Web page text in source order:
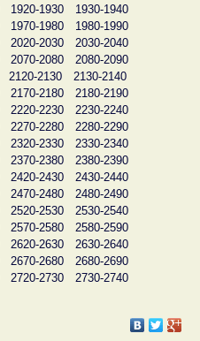
1920-1930
1930-1940
1970-1980
1980-1990
2020-2030
2030-2040
2070-2080
2080-2090
2120-2130
2130-2140
2170-2180
2180-2190
2220-2230
2230-2240
2270-2280
2280-2290
2320-2330
2330-2340
2370-2380
2380-2390
2420-2430
2430-2440
2470-2480
2480-2490
2520-2530
2530-2540
2570-2580
2580-2590
2620-2630
2630-2640
2670-2680
2680-2690
2720-2730 2730-2740